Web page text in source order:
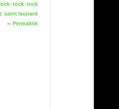
rock rock
saint leonard
∞ Permalink